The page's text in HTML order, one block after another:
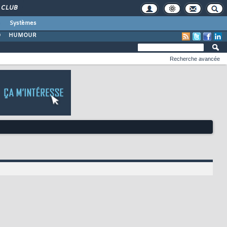
CLUB
Systèmes
HUMOUR
Recherche avancée